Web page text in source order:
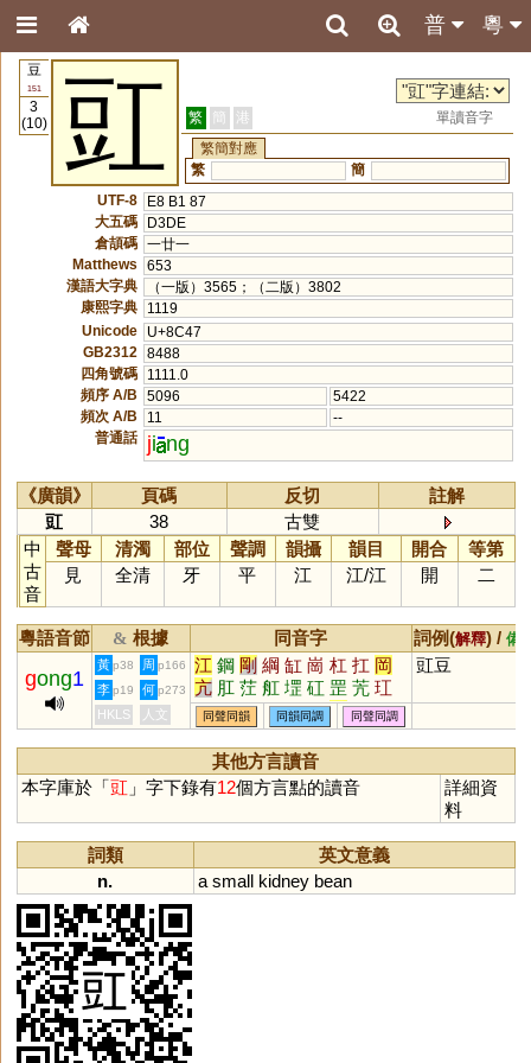
粵
普
豆
151
3
(10)
豇 繁 簡 港
單讀音字
繁簡對應
繁
簡
UTF-8
E8 B1 87
大五碼
D3DE
倉頡碼 一廿一
Matthews
653
漢語大字典
（一版）3565；（二版）3802
康熙字典
1119
Unicode
U+8C47
GB2312
8488
四角號碼
1111.0
頻序 A/B
5096
5422
頻次 A/B
11
--
普通話
ji ng
《廣韻》 頁碼 反切
註解
豇
38
古雙
中
古
音
聲母 清濁 部位 聲調 韻攝 韻目 開合
等第
見
全清 牙 平 江 江/江 開 二
粵語音節 & 根據 同音字 詞例(解釋) / 備
gong1
黃 p38 周 p166 江 鋼 剛 綱 缸 崗 杠 扛 岡
亢 肛 茳 舡 堽 矼 罡 苀 玒
魧 迒 肮 棡 碙 摃 犅 堈 釭
瓨 疘
豇豆
李 p19 何 p273
HKLS 人文 同聲同韻 同韻同調 同聲同調
其他方言讀音
本字庫於「豇 」字下錄有12個方言點的讀音
詳細資
料
詞類
英文意義
n.
a small kidney bean